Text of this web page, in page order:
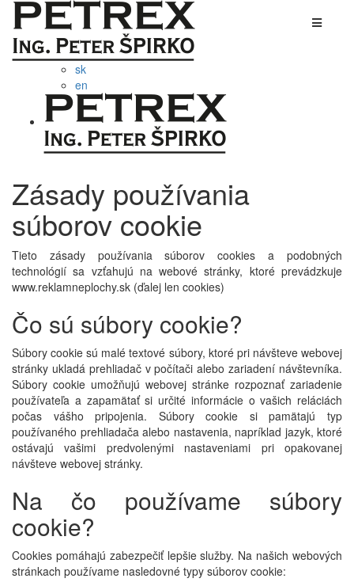
sk
en
Zásady používania
súborov cookie
Tieto zásady používania súborov cookies a podobných
technológií sa vzťahujú na webové stránky, ktoré prevádzkuje
www.reklamneplochy.sk (ďalej len cookies)
Čo sú súbory cookie?
Súbory cookie sú malé textové súbory, ktoré pri návšteve webovej
stránky ukladá prehliadač v počítači alebo zariadení návštevníka.
Súbory cookie umožňujú webovej stránke rozpoznať zariadenie
používateľa a zapamätať si určité informácie o vašich reláciách
počas vášho pripojenia. Súbory cookie si pamätajú typ
používaného prehliadača alebo nastavenia, napríklad jazyk, ktoré
ostávajú vašimi predvolenými nastaveniami pri opakovanej
návšteve webovej stránky.
Na čo používame súbory
cookie?
Cookies pomáhajú zabezpečiť lepšie služby. Na našich webových
stránkach používame nasledovné typy súborov cookie: